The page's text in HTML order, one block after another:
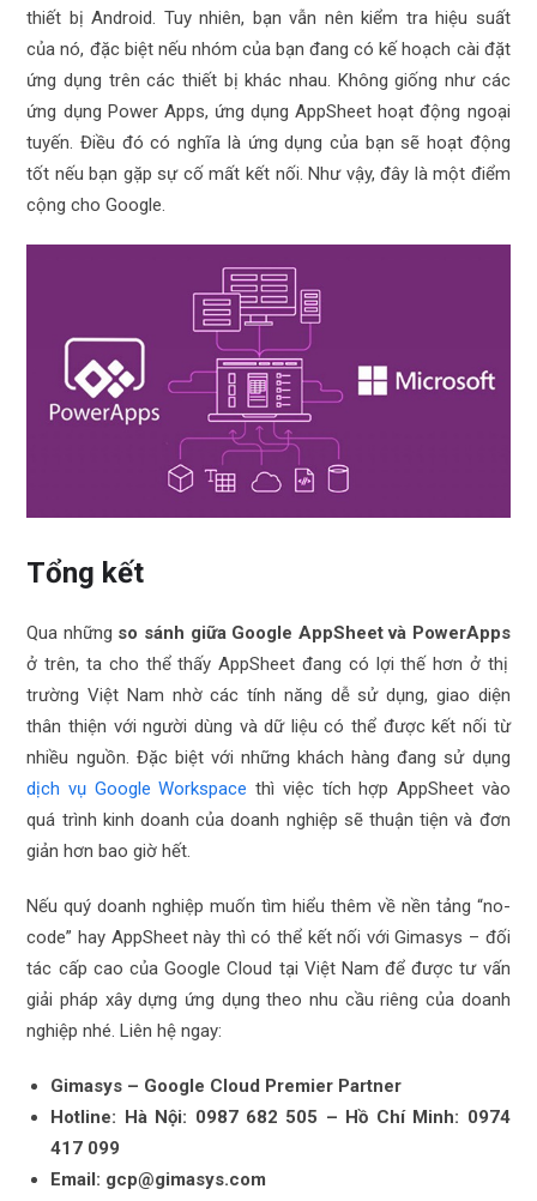
thiết bị Android. Tuy nhiên, bạn vẫn nên kiểm tra hiệu suất
của nó, đặc biệt nếu nhóm của bạn đang có kế hoạch cài đặt
ứng dụng trên các thiết bị khác nhau. Không giống như các
ứng dụng Power Apps, ứng dụng AppSheet hoạt động ngoại
tuyến. Điều đó có nghĩa là ứng dụng của bạn sẽ hoạt động
tốt nếu bạn gặp sự cố mất kết nối. Như vậy, đây là một điểm
cộng cho Google.
Tổng kết
Qua những so sánh giữa Google AppSheet và PowerApps
ở trên, ta cho thể thấy AppSheet đang có lợi thế hơn ở thị
trường Việt Nam nhờ các tính năng dễ sử dụng, giao diện
thân thiện với người dùng và dữ liệu có thể được kết nối từ
nhiều nguồn. Đặc biệt với những khách hàng đang sử dụng
dịch vụ Google Workspace thì việc tích hợp AppSheet vào
quá trình kinh doanh của doanh nghiệp sẽ thuận tiện và đơn
giản hơn bao giờ hết.
Nếu quý doanh nghiệp muốn tìm hiểu thêm về nền tảng “no-
code” hay AppSheet này thì có thể kết nối với Gimasys – đối
tác cấp cao của Google Cloud tại Việt Nam để được tư vấn
giải pháp xây dựng ứng dụng theo nhu cầu riêng của doanh
nghiệp nhé. Liên hệ ngay:
Gimasys – Google Cloud Premier Partner
Hotline: Hà Nội: 0987 682 505 – Hồ Chí Minh: 0974
417 099
Email: gcp@gimasys.com